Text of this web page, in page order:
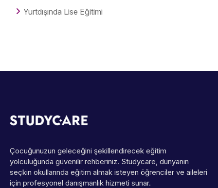
Yurtdışında Lise Eğitimi
Çocuğunuzun geleceğini şekillendirecek eğitim
yolculuğunda güvenilir rehberiniz. Studycare, dünyanın
seçkin okullarında eğitim almak isteyen öğrenciler ve aileleri
için profesyonel danışmanlık hizmeti sunar.